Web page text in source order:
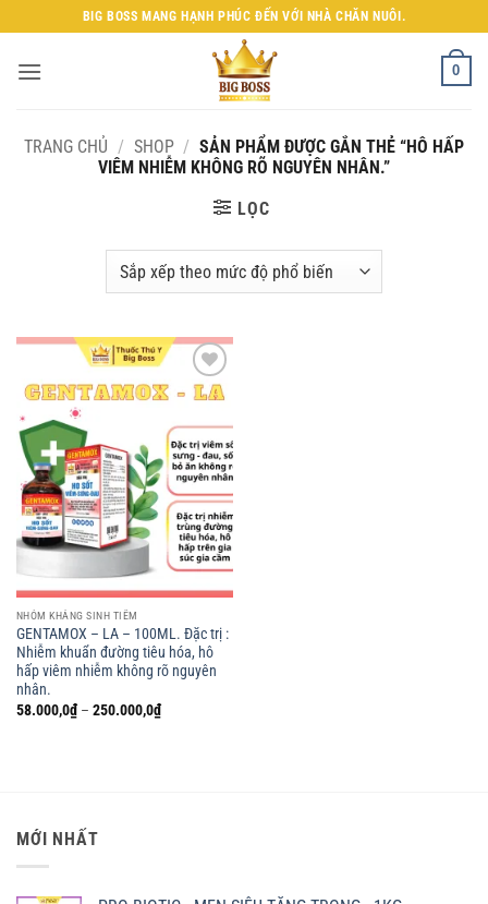
qua
nội
BIG BOSS MANG HẠNH PHÚC ĐẾN VỚI NHÀ CHĂN NUÔI.
0
TRANG CHỦ / SHOP / SẢN PHẨM ĐƯỢC GẮN THẺ “HÔ HẤP
VIÊM NHIỄM KHÔNG RÕ NGUYÊN NHÂN.”
LỌC
Add to
NHÓM KHÁNG SINH TIÊM
GENTAMOX – LA – 100ML. Đặc trị :
Nhiễm khuẩn đường tiêu hóa, hô
hấp viêm nhiễm không rõ nguyên
nhân.
58.000,0₫ – 250.000,0₫Khoảng
giá:
MỚI NHẤT